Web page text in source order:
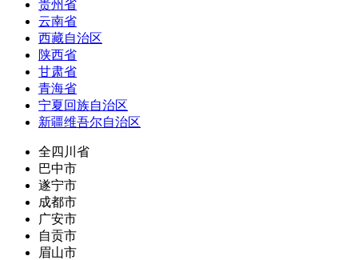
贵州省
云南省
西藏自治区
陕西省
甘肃省
青海省
宁夏回族自治区
新疆维吾尔自治区
全四川省
巴中市
遂宁市
成都市
广安市
自贡市
眉山市